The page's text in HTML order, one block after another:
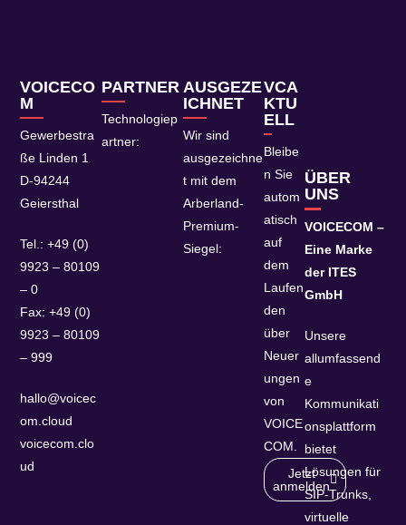
ÜBER
UNS
VOICECOM –
Eine Marke
der ITES
GmbH
Unsere
allumfassend
e
Kommunikati
onsplattform
bietet
Lösungen für
SIP-Trunks,
virtuelle
VCA
KTU
ELL
Bleibe
n Sie
autom
atisch
auf
dem
Laufen
den
über
Neuer
ungen
von
VOICE
COM.
Jetzt
anmelden
VOICECO
M
Gewerbestra
ße Linden 1
D-94244
Geiersthal
Tel.: +49 (0)
9923 – 80109
– 0
Fax: +49 (0)
9923 – 80109
– 999
hallo@voicec
om.cloud
voicecom.clo
ud
PARTNER
Technologiep
artner:
AUSGEZE
ICHNET
Wir sind
ausgezeichne
t mit dem
Arberland-
Premium-
Siegel: